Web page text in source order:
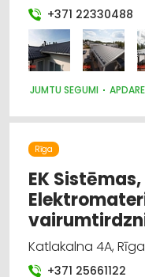
+371 22330488
JUMTU SEGUMI
Rīga
EK Sistēmas,
Katlakalna 4A,
+371 25661122